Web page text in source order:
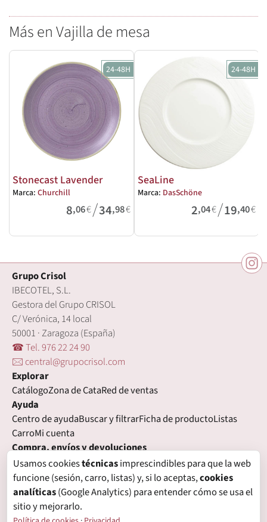
Más en Vajilla de mesa
24-48H
Stonecast Lavender
Marca: Churchill
8,06€/34,98€
24-48H
SeaLine
Marca: DasSchöne
2,04€/19,40€
Grupo Crisol
IBECOTEL, S.L.
Gestora del Grupo CRISOL
C/ Verónica, 14 local
50001 · Zaragoza (España)
☎ Tel. 976 22 24 90
🖂 central@grupocrisol.com
Explorar
CatálogoZona de CataRed de ventas
Ayuda
Centro de ayudaBuscar y filtrarFicha de productoListas
CarroMi cuenta
Compra, envíos y devoluciones
Condiciones de compraFormas de pagoGastos de envío
Plazos de entregaDevolucionesGarantía
Legal
Aviso legalPrivacidad
Política de cookiesPreferencias de cookies
Usamos cookiestécnicasimprescindibles para que la web
funcione (sesión, carro, listas) y, si lo aceptas,cookies
analíticas(Google Analytics) para entender cómo se usa el
sitio y mejorarlo.